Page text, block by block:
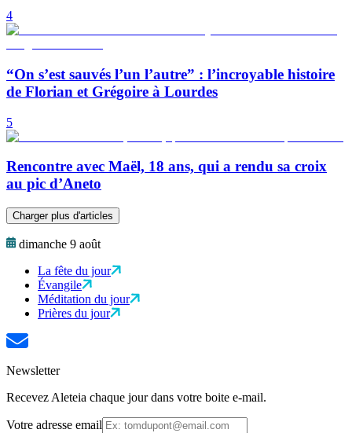
4
“On s’est sauvés l’un l’autre” : l’incroyable histoire
de Florian et Grégoire à Lourdes
5
Rencontre avec Maël, 18 ans, qui a rendu sa croix
au pic d’Aneto
Charger plus d'articles
dimanche 9 août
La fête du jour
Évangile
Méditation du jour
Prières du jour
Newsletter
Recevez Aleteia chaque jour dans votre boite e-mail.
Votre adresse email